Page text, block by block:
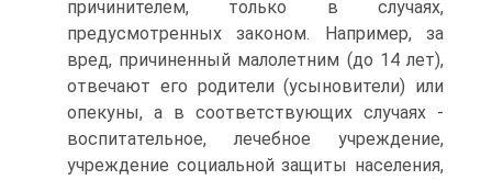
причинителем, только в случаях,
предусмотренных законом. Например, за
вред, причиненный малолетним (до 14 лет),
отвечают его родители (усыновители) или
опекуны, а в соответствующих случаях -
воспитательное, лечебное учреждение,
учреждение социальной защиты населения,